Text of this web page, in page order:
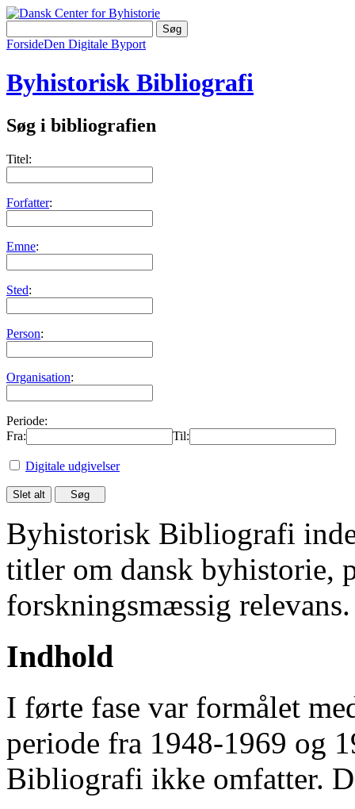
ForsideDen Digitale Byport
Byhistorisk Bibliografi
Søg i bibliografien
Titel:
Forfatter:
Emne:
Sted:
Person:
Organisation:
Periode:
Fra:
Til:
Digitale udgivelser
Byhistorisk Bibliografi
titler om dansk byhistorie,
forskningsmæssig relevans.
Indhold
I førte fase var formålet
periode fra 1948-1969 og
Bibliografi ikke omfatter.